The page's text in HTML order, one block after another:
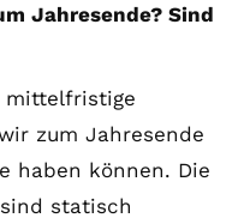
Jahresende? Sind
mittelfristige
zum Jahresende
haben können. Die
statisch